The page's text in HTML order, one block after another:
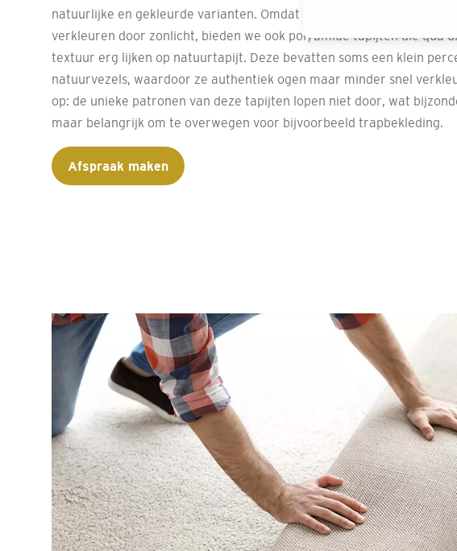
natuurlijke en gekleurde varianten. Omdat natuurlijke materialen
verkleuren door zonlicht, bieden we ook polyamide tapijten die qua
textuur erg lijken op natuurtapijt. Deze bevatten soms een klein
natuurvezels, waardoor ze authentiek ogen maar minder snel
op: de unieke patronen van deze tapijten lopen niet door, wat
maar belangrijk om te overwegen voor bijvoorbeeld trapbekleding.
Afspraak maken